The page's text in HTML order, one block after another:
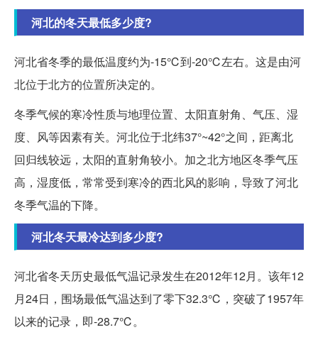
河北的冬天最低多少度?
河北省冬季的最低温度约为-15℃到-20℃左右。这是由河
北位于北方的位置所决定的。
冬季气候的寒冷性质与地理位置、太阳直射角、气压、湿
度、风等因素有关。河北位于北纬37°~42°之间，距离北
回归线较远，太阳的直射角较小。加之北方地区冬季气压
高，湿度低，常常受到寒冷的西北风的影响，导致了河北
冬季气温的下降。
河北冬天最冷达到多少度?
河北省冬天历史最低气温记录发生在2012年12月。该年12
月24日，围场最低气温达到了零下32.3℃，突破了1957年
以来的记录，即-28.7℃。